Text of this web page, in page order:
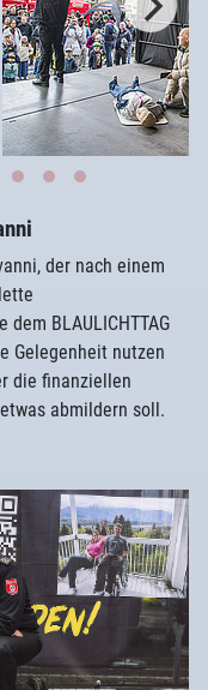
der nach einem
BLAULICHTTAG
Gelegenheit nutzen
die finanziellen
abmildern soll.